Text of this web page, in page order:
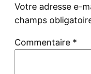
Votre adresse e-
champs
Commentaire *